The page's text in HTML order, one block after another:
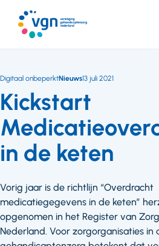
naar
hoofdinhoud
Kickstart
in de keten
Digitaal onbeperktNieuws13 juli 2021
Vorig jaar is de richtlijn “Overdracht
medicatiegegevens in de keten”
opgenomen in het Register van
Nederland. Voor zorgorganisaties in